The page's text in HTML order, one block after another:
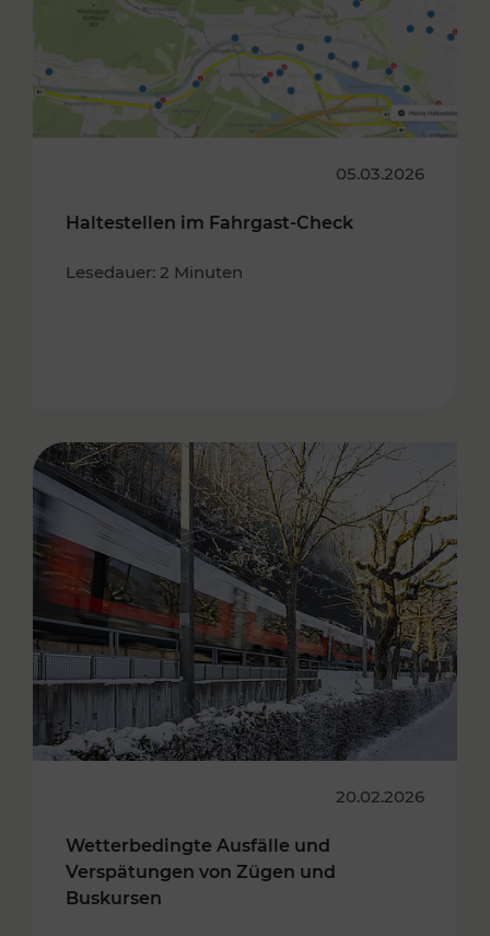
05.03.2026
Haltestellen im Fahrgast-Check
Lesedauer: 2 Minuten
20.02.2026
Wetterbedingte Ausfälle und
Verspätungen von Zügen und
Buskursen